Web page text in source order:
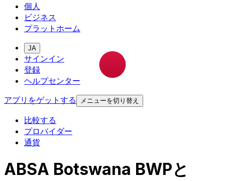
個人
ビジネス
プラットホーム
JA
サインイン
登録
ヘルプセンター
アプリをゲットする
メニューを切り替え
比較する
プロバイダー
通貨
ABSA Botswana BWPと